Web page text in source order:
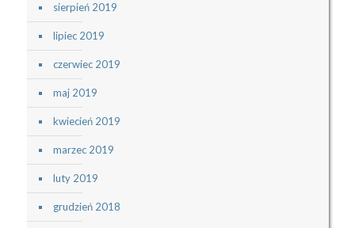
sierpień 2019
lipiec 2019
czerwiec 2019
maj 2019
kwiecień 2019
marzec 2019
luty 2019
grudzień 2018